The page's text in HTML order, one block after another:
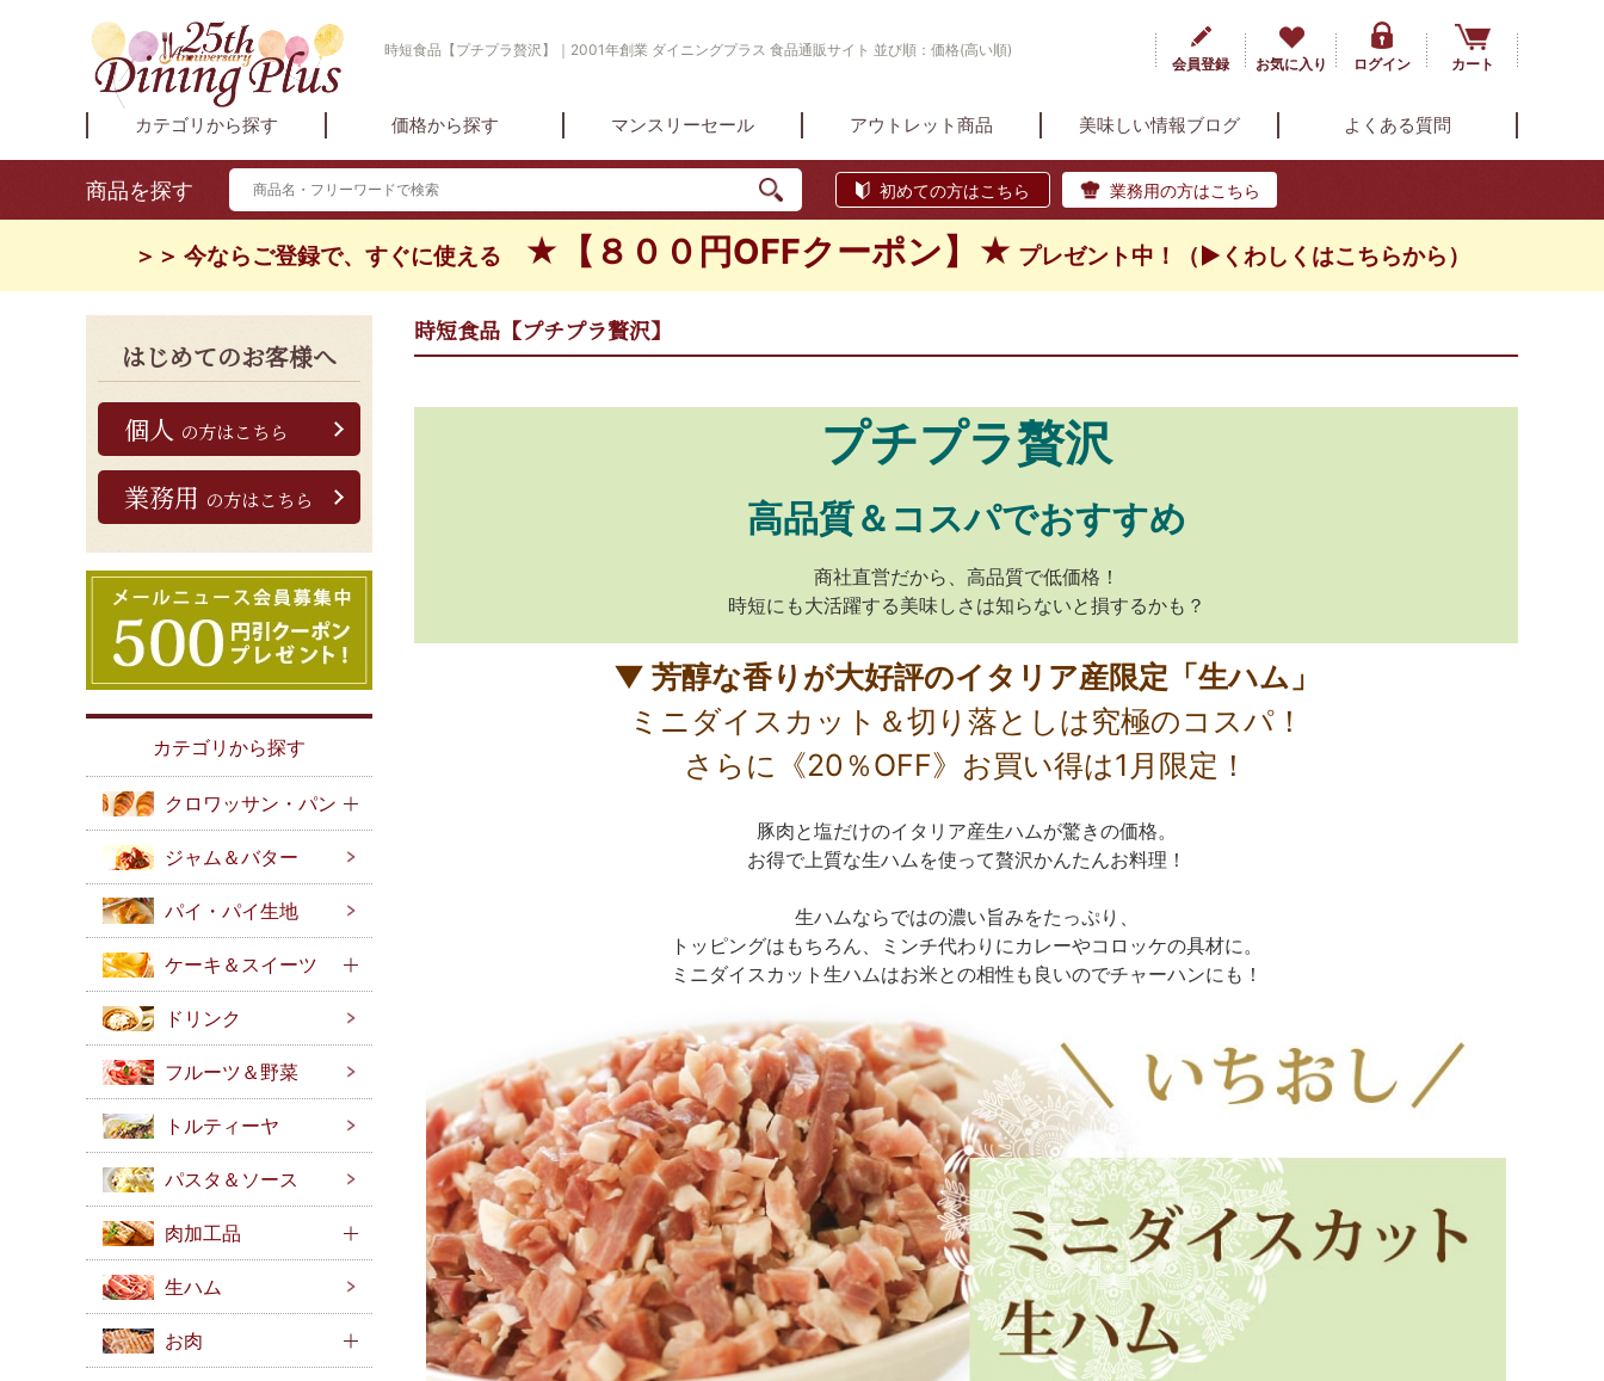
時短食品【プチプラ贅沢】｜2001年創業 ダイニングプラス 食品通販サイト 並び順：価格(高い順)
会員登録
お気に入り ログイン カート
カテゴリから探す 価格から探す マンスリーセール アウトレット商品 美味しい情報ブログ よくある質問
商品を探す 初めての方はこちら 業務用の方はこちら
＞＞ 今ならご登録で、すぐに使える ★【８００円OFFクーポン】★ プレゼント中！（▶くわしくはこちらから）
はじめてのお客様へ
個人 の方はこちら
業務用 の方はこちら
カテゴリから探す
クロワッサン・パン
ジャム＆バター
パイ・パイ生地
ケーキ＆スイーツ
ドリンク
フルーツ＆野菜
トルティーヤ
パスタ＆ソース
肉加工品
生ハム
お肉
時短食品【プチプラ贅沢】
プチプラ贅沢
高品質＆コスパでおすすめ
商社直営だから、高品質で低価格！
時短にも大活躍する美味しさは知らないと損するかも？
▼ 芳醇な香りが大好評のイタリア産限定「生ハム」
ミニダイスカット＆切り落としは究極のコスパ！
さらに《20％OFF》お買い得は1月限定！
豚肉と塩だけのイタリア産生ハムが驚きの価格。
お得で上質な生ハムを使って贅沢かんたんお料理！
生ハムならではの濃い旨みをたっぷり、
トッピングはもちろん、ミンチ代わりにカレーやコロッケの具材に。
ミニダイスカット生ハムはお米との相性も良いのでチャーハンにも！